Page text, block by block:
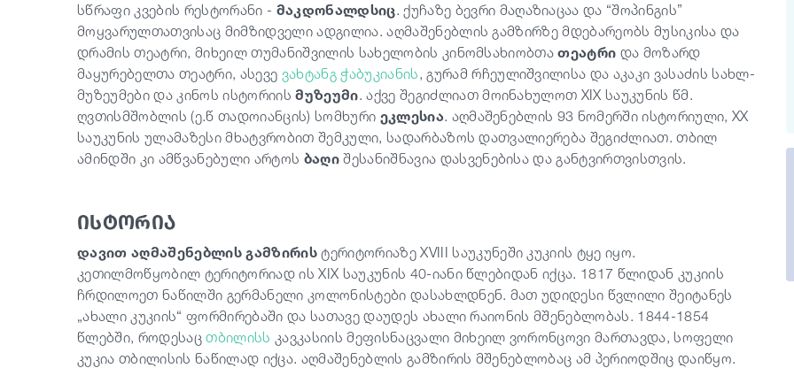
სწრაფი კვების რესტორანი - მაკდონალდსიც. ქუჩაზე ბევრი მაღაზიაცაა და “შოპინგის”
მოყვარულთათვისაც მიმზიდველი ადგილია. აღმაშენებლის გამზირზე მდებარეობს მუსიკისა და
დრამის თეატრი, მიხეილ თუმანიშვილის სახელობის კინომსახიობთათეატრი და მოზარდ
მაყურებელთა თეატრი, ასევე ვახტანგ ჭაბუკიანის, გურამ რჩეულიშვილისა და აკაკი ვასაძის სახლ-
მუზეუმები და კინოს ისტორიისმუზეუმი. აქვე შეგიძლიათ მოინახულოთ XIX საუკუნის წმ.
ღვთისმშობლის (ე.წ თადოიანცის) სომხური ეკლესია. აღმაშენებლის 93 ნომერში ისტორიული, XX
საუკუნის ულამაზესი მხატვრობით შემკული, სადარბაზოს დათვალიერება შეგიძლიათ. თბილ
ამინდში კი ამწვანებული არტოს ბაღიშესანიშნავია დასვენებისა და განტვირთვისთვის.
ისტორია
დავით აღმაშენებლის გამზირისტერიტორიაზე XVIII საუკუნეში კუკიის ტყე იყო.
კეთილმოწყობილ ტერიტორიად ის XIX საუკუნის 40-იანი წლებიდან იქცა. 1817 წლიდან კუკიის
ჩრდილოეთ ნაწილში გერმანელი კოლონისტები დასახლდნენ. მათ უდიდესი წვლილი შეიტანეს
„ახალი კუკიის“ ფორმირებაში და სათავე დაუდეს ახალი რაიონის მშენებლობას. 1844-1854
წლებში, როდესაცთბილისს კავკასიის მეფისნაცვალი მიხეილ ვორონცოვი მართავდა, სოფელი
კუკია თბილისის ნაწილად იქცა. აღმაშენებლის გამზირის მშენებლობაც ამ პერიოდშიც დაიწყო.